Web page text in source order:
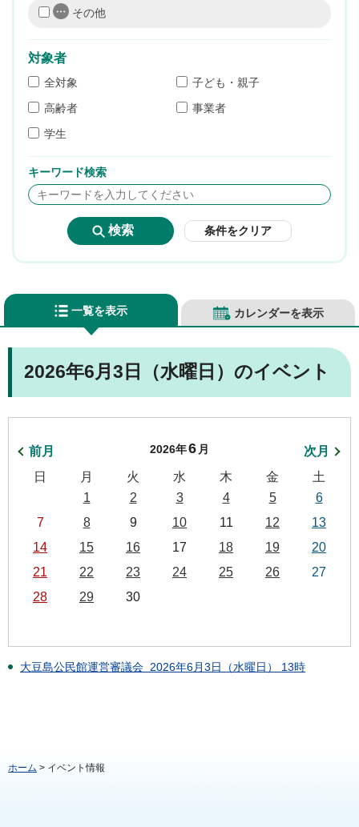
その他
対象者
全対象
子ども・親子
高齢者
事業者
学生
キーワード検索
条件をクリア
一覧を表示 カレンダーを表示
2026年6月3日（水曜日）のイベント
前月 2026年6 月
次月
日
月 火 水 木 金
土
1
2 3 4 5
6
7
8 9 10 11 12
13
14
15 16 17 18 19
20
21
22 23 24 25 26
27
28
29 30
大豆島公民館運営審議会 2026年6月3日（水曜日） 13時
ホーム > イベント情報